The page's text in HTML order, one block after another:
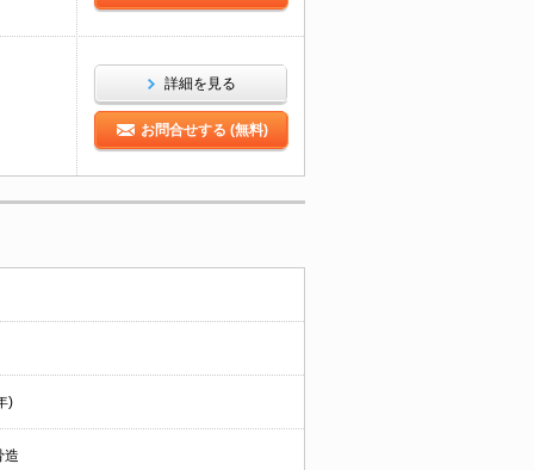
詳細を見る
お問合せする (無料)
)
造